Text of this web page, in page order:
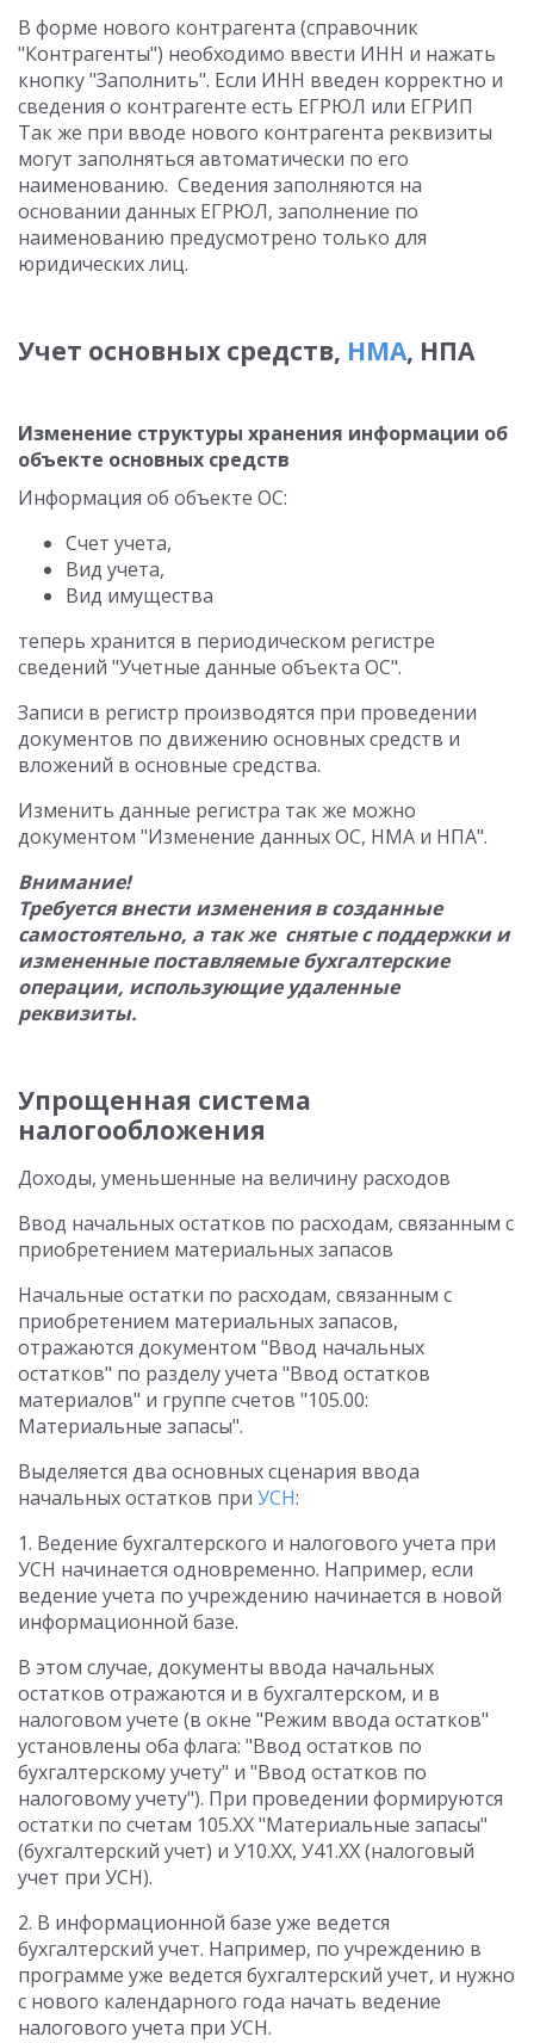
В форме нового контрагента (справочник
"Контрагенты") необходимо ввести ИНН и нажать
кнопку "Заполнить". Если ИНН введен корректно и
сведения о контрагенте есть ЕГРЮЛ или ЕГРИП
Так же при вводе нового контрагента реквизиты
могут заполняться автоматически по его
наименованию. Сведения заполняются на
основании данных ЕГРЮЛ, заполнение по
наименованию предусмотрено только для
юридических лиц.
Учет основных средств, НМА, НПА
Изменение структуры хранения информации об
объекте основных средств
Информация об объекте ОС:
Счет учета,
Вид учета,
Вид имущества
теперь хранится в периодическом регистре
сведений "Учетные данные объекта ОС".
Записи в регистр производятся при проведении
документов по движению основных средств и
вложений в основные средства.
Изменить данные регистра так же можно
документом "Изменение данных ОС, НМА и НПА".
Внимание!
Требуется внести изменения в созданные
самостоятельно, а так же снятые с поддержки и
измененные поставляемые бухгалтерские
операции, использующие удаленные
реквизиты.
Упрощенная система
налогообложения
Доходы, уменьшенные на величину расходов
Ввод начальных остатков по расходам, связанным с
приобретением материальных запасов
Начальные остатки по расходам, связанным с
приобретением материальных запасов,
отражаются документом "Ввод начальных
остатков" по разделу учета "Ввод остатков
материалов" и группе счетов "105.00:
Материальные запасы".
Выделяется два основных сценария ввода
начальных остатков при УСН:
1. Ведение бухгалтерского и налогового учета при
УСН начинается одновременно. Например, если
ведение учета по учреждению начинается в новой
информационной базе.
В этом случае, документы ввода начальных
остатков отражаются и в бухгалтерском, и в
налоговом учете (в окне "Режим ввода остатков"
установлены оба флага: "Ввод остатков по
бухгалтерскому учету" и "Ввод остатков по
налоговому учету"). При проведении формируются
остатки по счетам 105.ХХ "Материальные запасы"
(бухгалтерский учет) и У10.ХХ, У41.ХХ (налоговый
учет при УСН).
2. В информационной базе уже ведется
бухгалтерский учет. Например, по учреждению в
программе уже ведется бухгалтерский учет, и нужно
с нового календарного года начать ведение
налогового учета при УСН.